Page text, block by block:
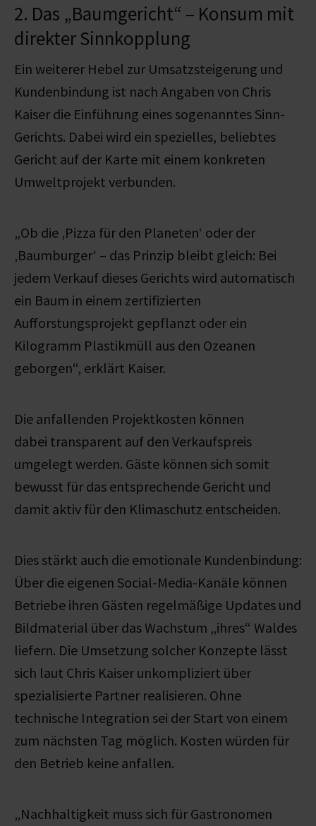
2. Das „Baumgericht“ – Konsum mit
direkter Sinnkopplung
Ein weiterer Hebel zur Umsatzsteigerung und
Kundenbindung ist nach Angaben von Chris
Kaiser die Einführung eines sogenanntes Sinn-
Gerichts. Dabei wird ein spezielles, beliebtes
Gericht auf der Karte mit einem konkreten
Umweltprojekt verbunden.
„Ob die ‚Pizza für den Planeten‘ oder der
‚Baumburger‘ – das Prinzip bleibt gleich: Bei
jedem Verkauf dieses Gerichts wird automatisch
ein Baum in einem zertifizierten
Aufforstungsprojekt gepflanzt oder ein
Kilogramm Plastikmüll aus den Ozeanen
geborgen“, erklärt Kaiser.
Die anfallenden Projektkosten können
dabei transparent auf den Verkaufspreis
umgelegt werden. Gäste können sich somit
bewusst für das entsprechende Gericht und
damit aktiv für den Klimaschutz entscheiden.
Dies stärkt auch die emotionale Kundenbindung:
Über die eigenen Social-Media-Kanäle können
Betriebe ihren Gästen regelmäßige Updates und
Bildmaterial über das Wachstum „ihres“ Waldes
liefern. Die Umsetzung solcher Konzepte lässt
sich laut Chris Kaiser unkompliziert über
spezialisierte Partner realisieren. Ohne
technische Integration sei der Start von einem
zum nächsten Tag möglich. Kosten würden für
den Betrieb keine anfallen.
„Nachhaltigkeit muss sich für Gastronomen